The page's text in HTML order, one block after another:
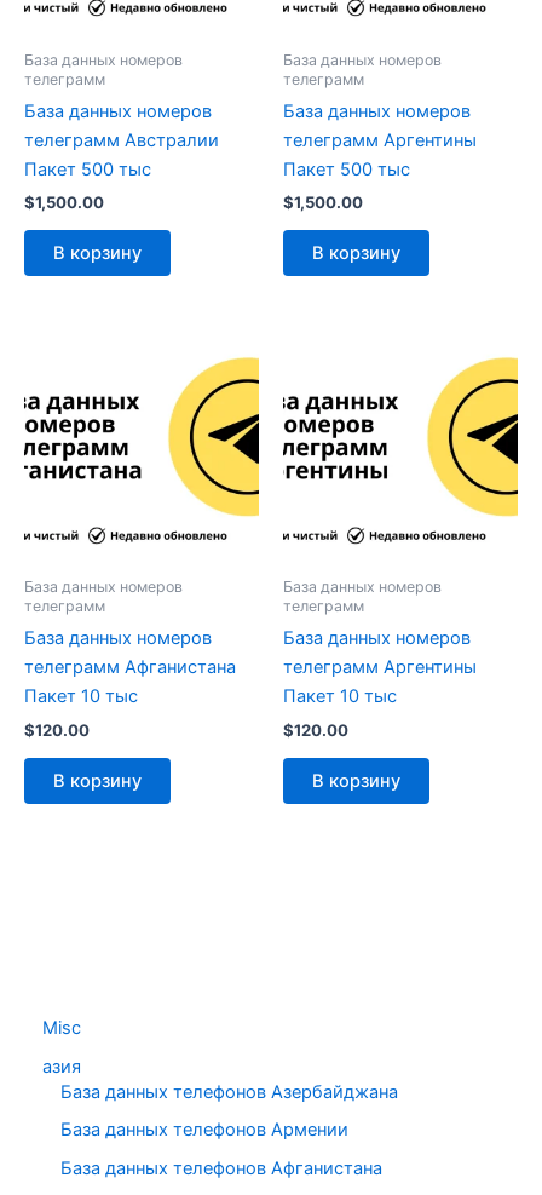
Misc
азия
База данных телефонов Азербайджана
База данных телефонов Армении
База данных телефонов Афганистана
База данных номеров
телеграмм
База данных номеров
телеграмм Австралии
Пакет 500 тыс
$1,500.00
В корзину
База данных номеров
телеграмм
База данных номеров
телеграмм Аргентины
Пакет 500 тыс
$1,500.00
В корзину
База данных номеров
телеграмм
База данных номеров
телеграмм Афганистана
Пакет 10 тыс
$120.00
В корзину
База данных номеров
телеграмм
База данных номеров
телеграмм Аргентины
Пакет 10 тыс
$120.00
В корзину